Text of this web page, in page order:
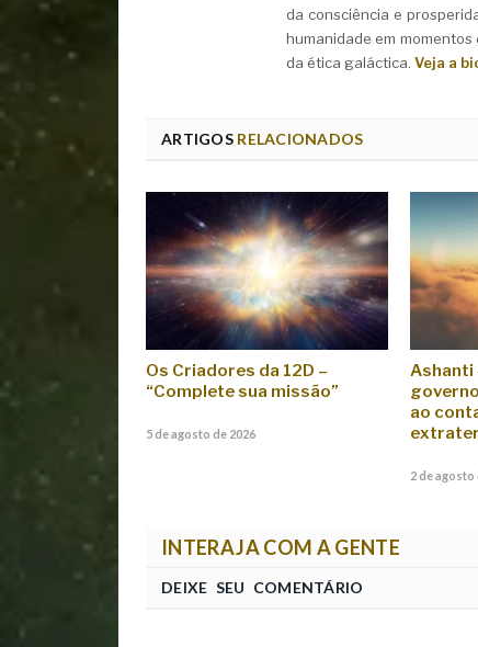
da consciência e
humanidade em
da ética galáctica. Veja a
ARTIGOSRELACIONADOS
Os Criadores da 12D –
“Complete sua missão”
5 de agosto de 2026
Ashanti
ao
2 de agosto
INTERAJA COM A GENTE
DEIXE SEU COMENTÁRIO